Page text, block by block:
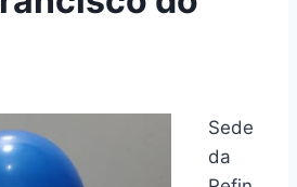
Sede
da